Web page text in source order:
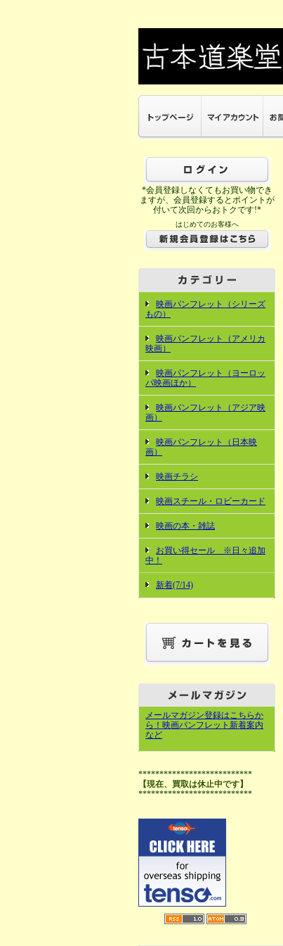
*会員登録しなくてもお買い物でき
ますが、会員登録するとポイントが
付いて次回からおトクです!*
はじめてのお客様へ
映画パンフレット（シリーズ
もの）
映画パンフレット（アメリカ
映画）
映画パンフレット（ヨーロッ
パ映画ほか）
映画パンフレット（アジア映
画）
映画パンフレット（日本映
画）
映画チラシ
映画スチール・ロビーカード
映画の本・雑誌
お買い得セール ※日々追加
中！
新着(7/14)
メールマガジン登録はこちらか
ら！映画パンフレット新着案内
など
***************************
【現在、買取は休止中です】
***************************